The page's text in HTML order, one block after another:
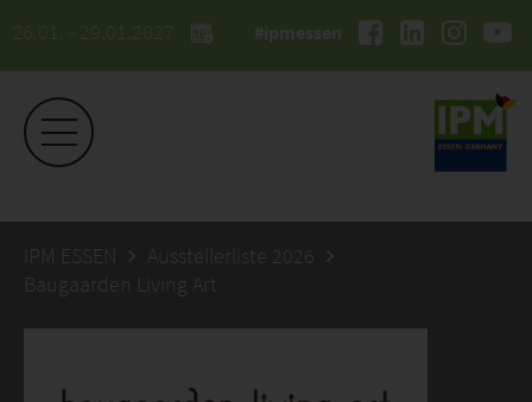
26.01. - 29.01.2027 #ipmessen
IPM ESSEN
Ausstellerliste 2026
Baugaarden Living Art